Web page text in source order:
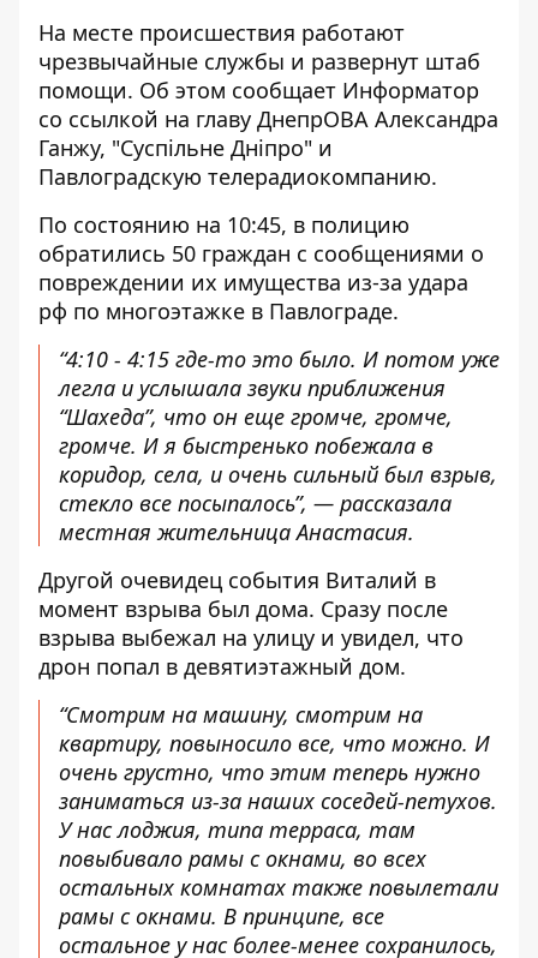
На месте происшествия работают
чрезвычайные службы и развернут штаб
помощи. Об этом сообщает Информатор
со ссылкой на главу ДнепрОВА Александра
Ганжу, "Суспільне Дніпро" и
Павлоградскую телерадиокомпанию.
По состоянию на 10:45, в полицию
обратились 50 граждан с сообщениями о
повреждении их имущества из-за удара
рф по многоэтажке в Павлограде.
“4:10 - 4:15 где-то это было. И потом уже
легла и услышала звуки приближения
“Шахеда”, что он еще громче, громче,
громче. И я быстренько побежала в
коридор, села, и очень сильный был взрыв,
стекло все посыпалось”, — рассказала
местная жительница Анастасия.
Другой очевидец события Виталий в
момент взрыва был дома. Сразу после
взрыва выбежал на улицу и увидел, что
дрон попал в девятиэтажный дом.
“Смотрим на машину, смотрим на
квартиру, повыносило все, что можно. И
очень грустно, что этим теперь нужно
заниматься из-за наших соседей-петухов.
У нас лоджия, типа терраса, там
повыбивало рамы с окнами, во всех
остальных комнатах также повылетали
рамы с окнами. В принципе, все
остальное у нас более-менее сохранилось,